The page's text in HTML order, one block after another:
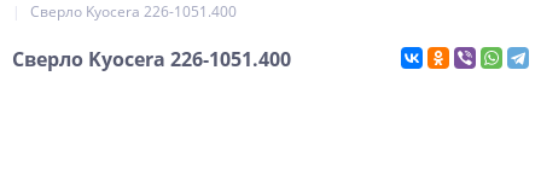
Сверло Kyocera 226-1051.400
Сверло Kyocera 226-1051.400